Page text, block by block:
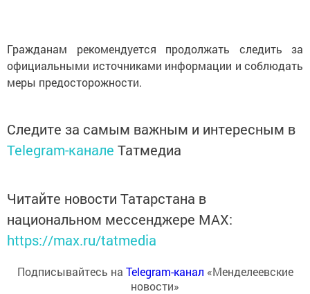
Гражданам рекомендуется продолжать следить за
официальными источниками информации и соблюдать
меры предосторожности.
Следите за самым важным и интересным в
Telegram-канале Татмедиа
Читайте новости Татарстана в
национальном мессенджере MАХ:
https://max.ru/tatmedia
Подписывайтесь на Telegram-канал «Менделеевские
новости»